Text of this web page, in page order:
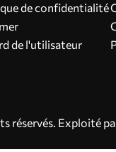
de confidentialité
de l'utilisateur
réservés. Exploité